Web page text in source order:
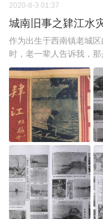
2020-8-3 01:37
城南旧事之肄江水
作为出生于西南镇老城
时，老一辈人告诉我，那